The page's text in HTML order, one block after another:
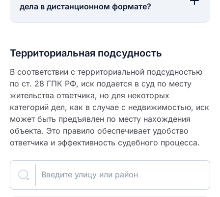
дела в дистанционном формате?
Территориальная подсудность
В соответствии с территориальной подсудностью
по ст. 28 ГПК РФ, иск подается в суд по месту
жительства ответчика, но для некоторых
категорий дел, как в случае с недвижимостью, иск
может быть предъявлен по месту нахождения
объекта. Это правило обеспечивает удобство
ответчика и эффективность судебного процесса.
Введите улицу или район